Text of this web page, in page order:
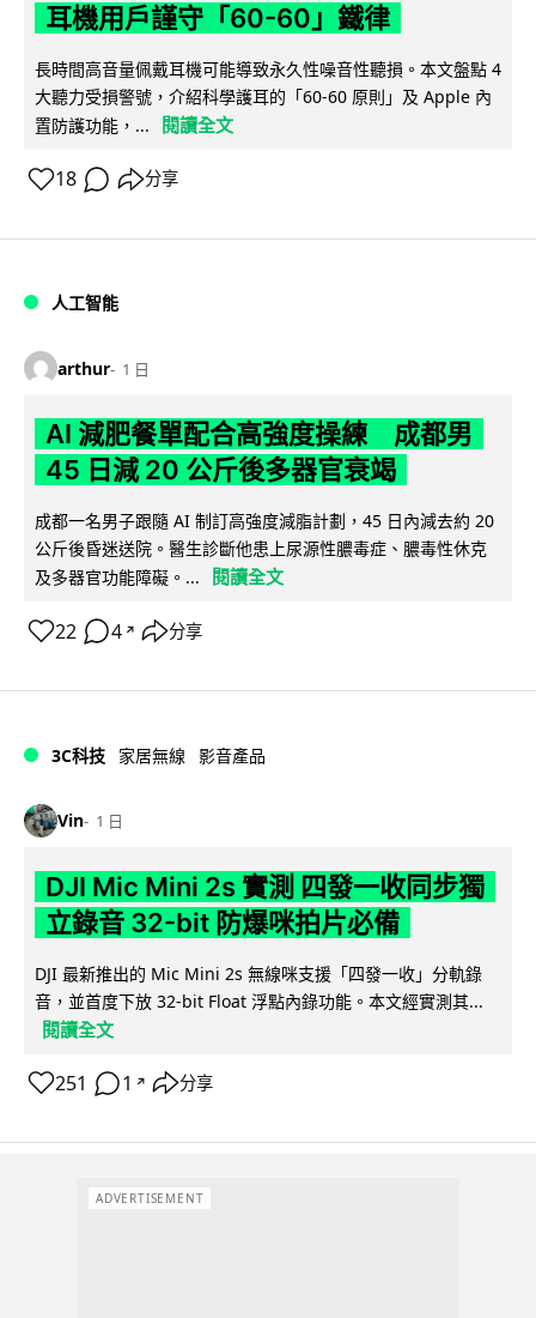
耳機用戶謹守「60-60」鐵律
長時間高音量佩戴耳機可能導致永久性噪音性聽損。本文盤點 4
大聽力受損警號，介紹科學護耳的「60-60 原則」及 Apple 內
置防護功能，...
閱讀全文
18 分享
人工智能
arthur 1 日
AI 減肥餐單配合高強度操練 成都男
45 日減 20 公斤後多器官衰竭
成都一名男子跟隨 AI 制訂高強度減脂計劃，45 日內減去約 20
公斤後昏迷送院。醫生診斷他患上尿源性膿毒症、膿毒性休克
及多器官功能障礙。...
閱讀全文
22 4 ↗ 分享
3C科技 家居無線 影音產品
Vin 1 日
DJI Mic Mini 2s 實測 四發一收同步獨
立錄音 32-bit 防爆咪拍片必備
DJI 最新推出的 Mic Mini 2s 無線咪支援「四發一收」分軌錄
音，並首度下放 32-bit Float 浮點內錄功能。本文經實測其...
閱讀全文
251 1 ↗ 分享
ADVERTISEMENT